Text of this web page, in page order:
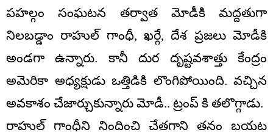
పహల్గం సంఘటన తర్వాత మోడీకి మద్దతుగా
నిలబడ్డాం రాహుల్ గాంధీ, ఖర్గే, దేశ ప్రజలు మోడీకి
అండగా ఉన్నారు. కానీ దుర దృష్టవశాత్తు కేంద్రం
అమెరికా అధ్యక్షుడు ఒత్తిడికి లొంగిపోయింది. వచ్చిన
అవకాశం చేజార్చుకున్నారు మోడీ.. ట్రంప్ కి తలొగ్గాడు.
రాహుల్ గాంధీని నిందించి చేతగాని తనం బయట